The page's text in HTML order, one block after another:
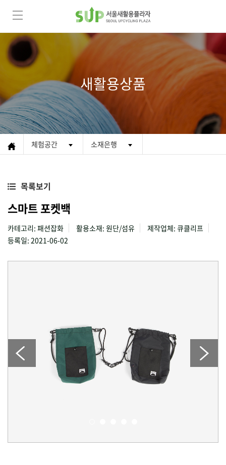
새활용상품
체험공간 소재은행
목록보기
스마트 포켓백
카테고리: 패션잡화 활용소재: 원단/섬유
제작업체: 큐클리프
등록일: 2021-06-02